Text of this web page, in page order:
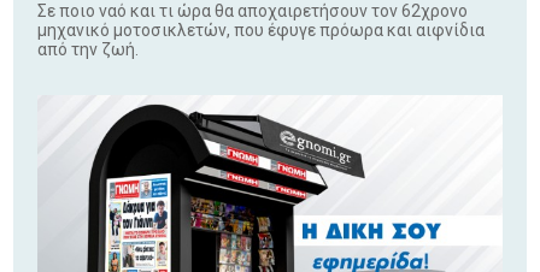
Σε ποιο ναό και τι ώρα θα αποχαιρετήσουν τον 62χρονο
μηχανικό μοτοσικλετών, που έφυγε πρόωρα και αιφνίδια
από την ζωή.